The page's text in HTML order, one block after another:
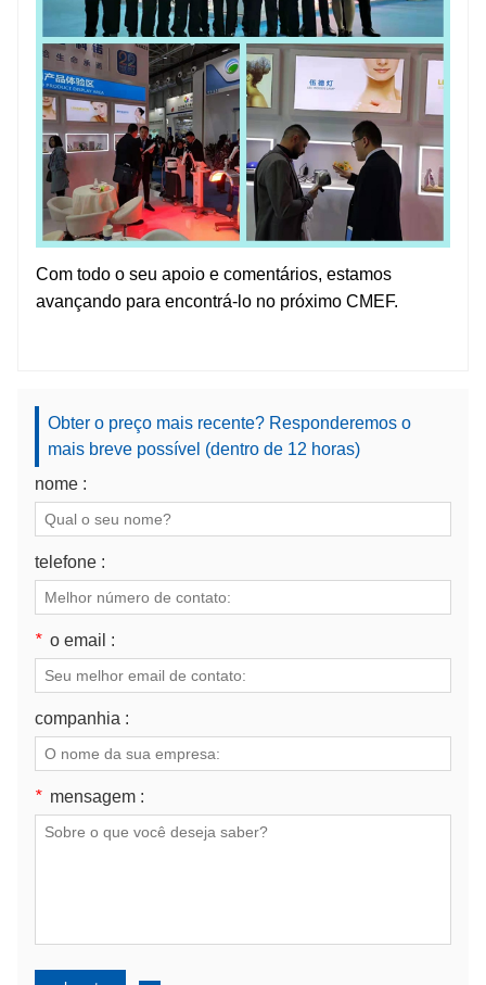
Com todo o seu apoio e comentários, estamos
avançando para encontrá-lo no próximo CMEF.
Obter o preço mais recente? Responderemos o
mais breve possível (dentro de 12 horas)
nome :
telefone :
* o email :
companhia :
* mensagem :